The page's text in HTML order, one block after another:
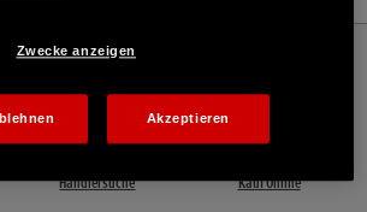
of Dreams
Händlersuche Kauf Online
Zwecke anzeigen
Akzeptieren